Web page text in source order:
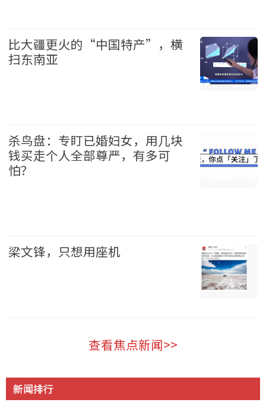
比大疆更火的“中国特产”，横
扫东南亚
杀鸟盘：专盯已婚妇女，用几块
钱买走个人全部尊严，有多可
怕？
梁文锋，只想用座机
科技 2026-08-09
查看焦点新闻>>
新闻排行